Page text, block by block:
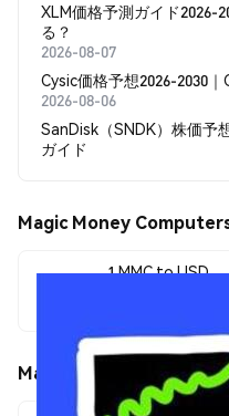
XLM価格予測ガイド2026-
る？
2026-08-07
Cysic価格予想2026-2030
2026-08-06
SanDisk（SNDK）株価予
ガイド
Magic Money
1 MMC to USD
Magic Money